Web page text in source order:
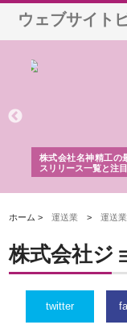
ウェブサイト
株式会社名神精工の
スリリース一覧と注
ホーム >運送業 >運送業
株式会社ジ
twitter